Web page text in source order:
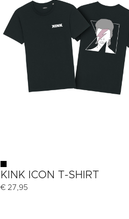
KINK ICON T-SHIRT
€ 27,95